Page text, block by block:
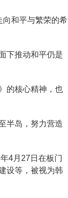
向和平与繁荣的希
下推动和平仍是
的核心精神，也
半岛，努力营造
4月27日在板门
设等，被视为韩